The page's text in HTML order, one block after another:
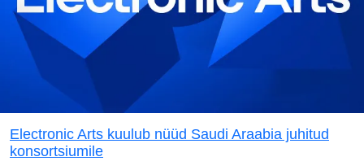
Electronic Arts kuulub nüüd Saudi Araabia juhitud
konsortsiumile